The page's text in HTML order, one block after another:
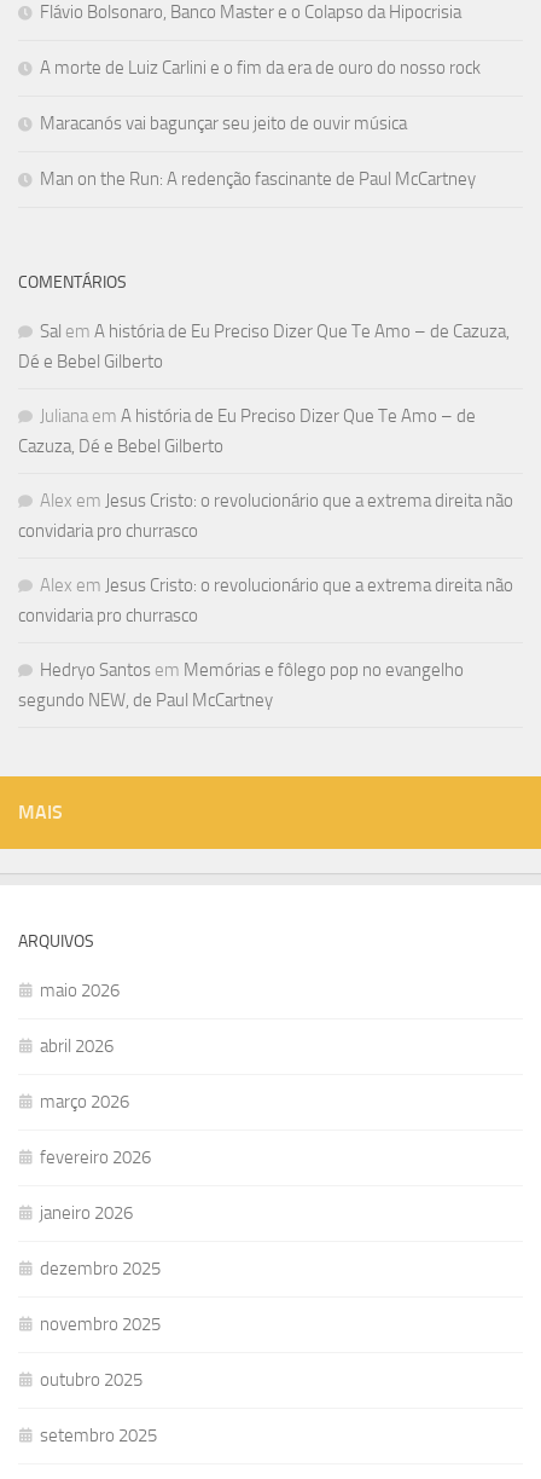
Flávio Bolsonaro, Banco Master e o Colapso da Hipocrisia
A morte de Luiz Carlini e o fim da era de ouro do nosso rock
Maracanós vai bagunçar seu jeito de ouvir música
Man on the Run: A redenção fascinante de Paul McCartney
COMENTÁRIOS
Sal em A história de Eu Preciso Dizer Que Te Amo – de Cazuza,
Dé e Bebel Gilberto
Juliana em A história de Eu Preciso Dizer Que Te Amo – de
Cazuza, Dé e Bebel Gilberto
Alex em Jesus Cristo: o revolucionário que a extrema direita não
convidaria pro churrasco
Alex em Jesus Cristo: o revolucionário que a extrema direita não
convidaria pro churrasco
Hedryo Santos em Memórias e fôlego pop no evangelho
segundo NEW, de Paul McCartney
MAIS
ARQUIVOS
maio 2026
abril 2026
março 2026
fevereiro 2026
janeiro 2026
dezembro 2025
novembro 2025
outubro 2025
setembro 2025